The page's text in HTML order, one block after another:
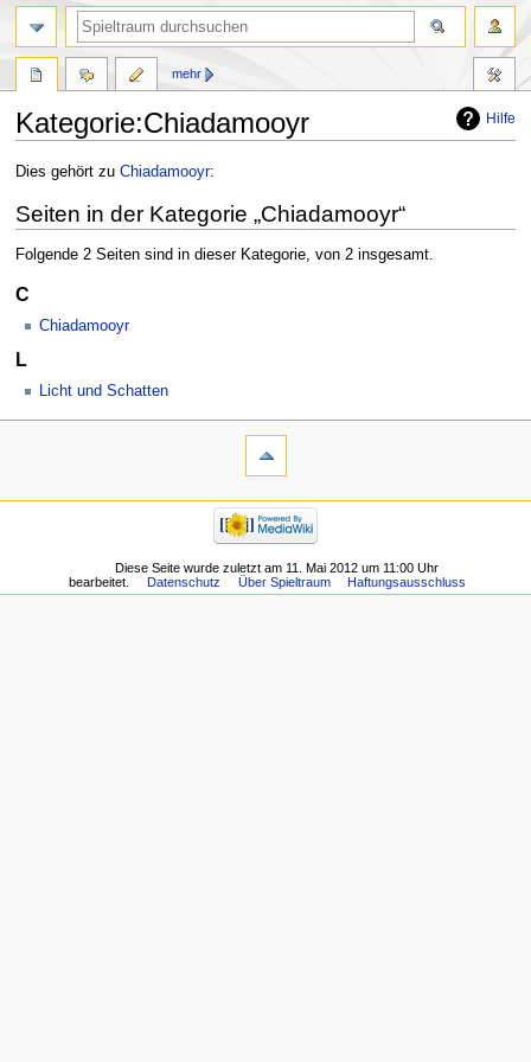
Hilfe
Kategorie:Chiadamooyr
Zur
springen
Zur
springen
Dies gehört zu Chiadamooyr:
Seiten in der Kategorie „Chiadamooyr“
Folgende 2 Seiten sind in dieser Kategorie, von 2 insgesamt.
C
Chiadamooyr
L
Licht und Schatten
mehr
Diese Seite wurde zuletzt am 11. Mai 2012 um 11:00 Uhr
bearbeitet.
Datenschutz Über Spieltraum Haftungsausschluss